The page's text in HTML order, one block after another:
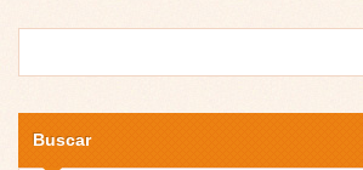
Buscar